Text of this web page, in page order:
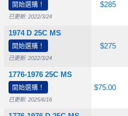
開始選購！
已更新: 2022/3/24
1974 D 25C MS
開始選購！
已更新: 2022/3/24
1776-1976 25C MS
開始選購！
已更新: 2025/6/16
$15.00 $285
$15.00 $275
$20.00 $75.00